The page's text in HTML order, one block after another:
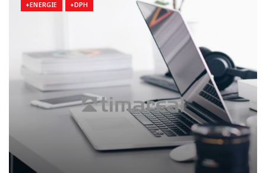
+ENERGIE +DPH